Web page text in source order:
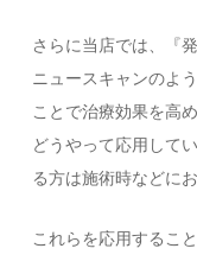
さらに当店では、『
ニュースキャンのよ
ことで治療効果を高
どうやって応用して
る方は施術時などに
これらを応用するこ